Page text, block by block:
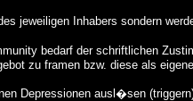
jeweiligen Inhabers sondern
bedarf der schriftlichen
zu framen bzw. diese als
Depressionen ausl�sen